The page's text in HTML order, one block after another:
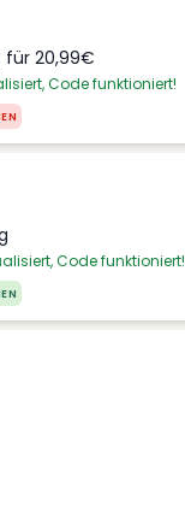
für 20,99€
Code funktioniert!
Code funktioniert!